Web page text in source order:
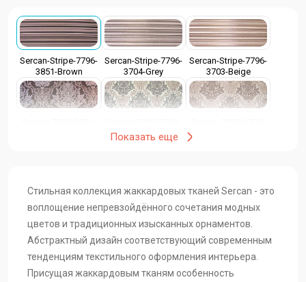
Sercan-Stripe-7796-
3851-Brown
Sercan-Stripe-7796-
3704-Grey
Sercan-Stripe-7796-
3703-Beige
Grey
Показать еще
Cтильная коллекция жаккардовых тканей Sercan - это
воплощение непревзойдённого сочетания модных
цветов и традиционных изысканных орнаментов.
Абстрактный дизайн соответствующий современным
тенденциям текстильного оформления интерьера.
Присущая жаккардовым тканям особенность